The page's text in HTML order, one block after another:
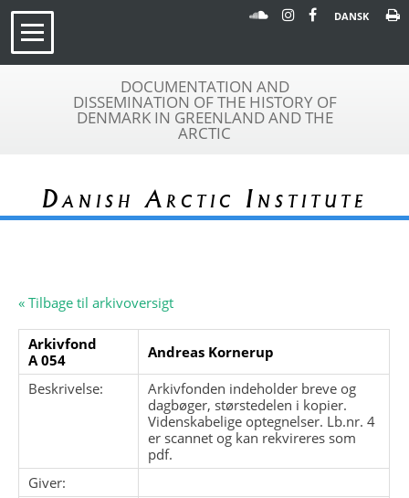
DANSK
DOCUMENTATION AND
DISSEMINATION OF THE HISTORY OF
DENMARK IN GREENLAND AND THE
ARCTIC
Danish Arctic Institute
« Tilbage til arkivoversigt
Arkivfond
A 054
Andreas Kornerup
Beskrivelse:
Arkivfonden indeholder breve og
dagbøger, størstedelen i kopier.
Videnskabelige optegnelser. Lb.nr. 4
er scannet og kan rekvireres som
pdf.
Giver: